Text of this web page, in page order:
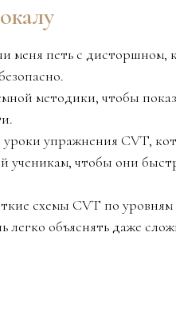
меня петь с дисторшном,
методики, чтобы
упражнения CVT,
чтобы они
схемы CVT по
легко объяснять даже